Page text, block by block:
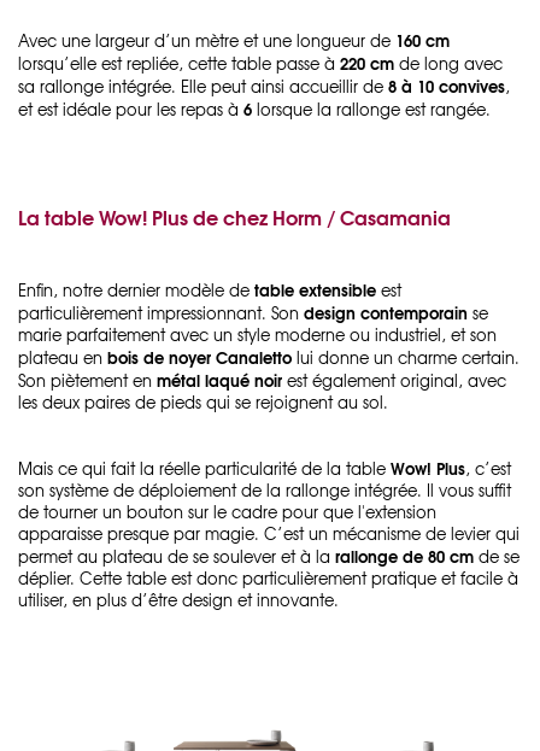
Avec une largeur d’un mètre et une longueur de 160 cm
lorsqu’elle est repliée, cette table passe à 220 cm de long avec
sa rallonge intégrée. Elle peut ainsi accueillir de 8 à 10 convives,
et est idéale pour les repas à 6 lorsque la rallonge est rangée.
La table Wow! Plus de chez Horm / Casamania
Enfin, notre dernier modèle de table extensible est
particulièrement impressionnant. Son design contemporain se
marie parfaitement avec un style moderne ou industriel, et son
plateau en bois de noyer Canaletto lui donne un charme certain.
Son piètement en métal laqué noir est également original, avec
les deux paires de pieds qui se rejoignent au sol.
Mais ce qui fait la réelle particularité de la table Wow! Plus, c’est
son système de déploiement de la rallonge intégrée. Il vous suffit
de tourner un bouton sur le cadre pour que l'extension
apparaisse presque par magie. C’est un mécanisme de levier qui
permet au plateau de se soulever et à la rallonge de 80 cm de se
déplier. Cette table est donc particulièrement pratique et facile à
utiliser, en plus d’être design et innovante.